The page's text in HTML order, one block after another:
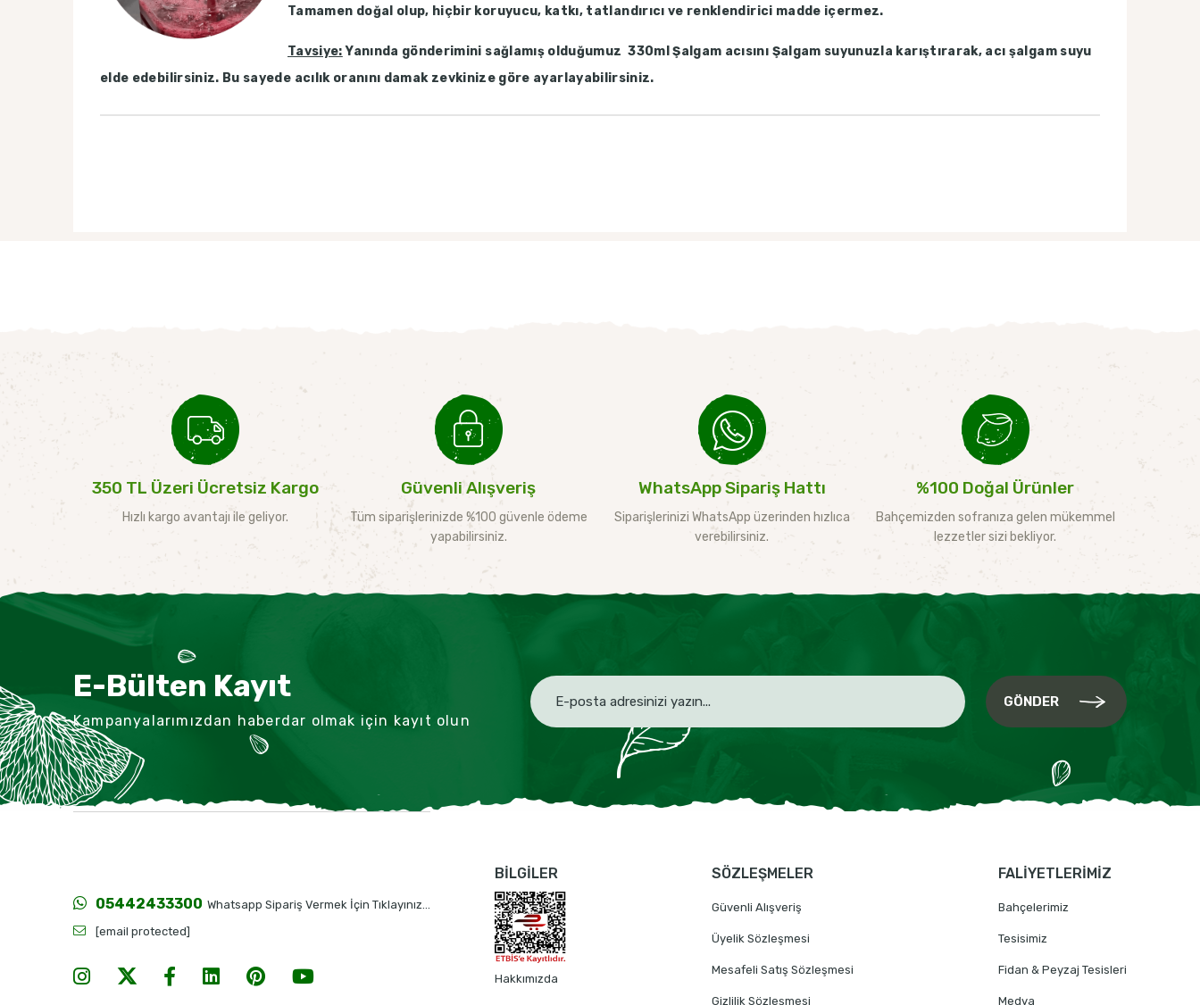
Tamamen doğal olup, hiçbir koruyucu, katkı, tatlandırıcı ve renklendirici madde içermez.
Tavsiye:Yanında gönderimini sağlamış olduğumuz 330ml Şalgam acısını Şalgam suyunuzla karıştırarak, acı şalgam suyu
elde edebilirsiniz. Bu sayede acılık oranını damak zevkinize göre ayarlayabilirsiniz.
350 TL Üzeri Ücretsiz Kargo
Hızlı kargo avantajı ile geliyor.
Güvenli Alışveriş
Tüm siparişlerinizde %100 güvenle ödeme
yapabilirsiniz.
WhatsApp Sipariş Hattı
Siparişlerinizi WhatsApp üzerinden hızlıca
verebilirsiniz.
%100 Doğal Ürünler
Bahçemizden sofranıza gelen mükemmel
lezzetler sizi bekliyor.
E-Bülten Kayıt
Kampanyalarımızdan haberdar olmak için kayıt olun
GÖNDER
BİLGİLER
Hakkımızda
SÖZLEŞMELER
Güvenli Alışveriş
Üyelik Sözleşmesi
Mesafeli Satış Sözleşmesi
Gizlilik Sözleşmesi
FALİYETLERİMİZ
Bahçelerimiz
Tesisimiz
Fidan & Peyzaj Tesisleri
Medya
05442433300 Whatsapp Sipariş Vermek İçin Tıklayınız...
[email protected]